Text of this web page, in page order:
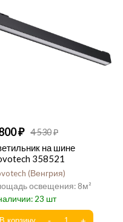
4 530
на шине
358521
Венгрия
8
23